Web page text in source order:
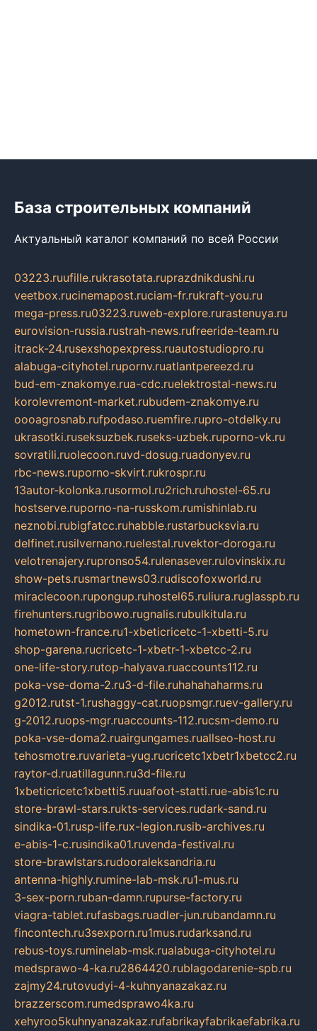
База строительных компаний
Актуальный каталог компаний по всей России
03223.ruufille.rukrasotata.ruprazdnikdushi.ru
veetbox.rucinemapost.ruciam-fr.rukraft-you.ru
mega-press.ru03223.ruweb-explore.rurastenuya.ru
eurovision-russia.rustrah-news.rufreeride-team.ru
itrack-24.rusexshopexpress.ruautostudiopro.ru
alabuga-cityhotel.rupornv.ruatlantpereezd.ru
bud-em-znakomye.rua-cdc.ruelektrostal-news.ru
korolevremont-market.rubudem-znakomye.ru
oooagrosnab.rufpodaso.ruemfire.rupro-otdelky.ru
ukrasotki.ruseksuzbek.ruseks-uzbek.ruporno-vk.ru
sovratili.ruolecoon.ruvd-dosug.ruadonyev.ru
rbc-news.ruporno-skvirt.rukrospr.ru
13autor-kolonka.rusormol.ru2rich.ruhostel-65.ru
hostserve.ruporno-na-russkom.rumishinlab.ru
neznobi.rubigfatcc.ruhabble.rustarbucksvia.ru
delfinet.rusilvernano.ruelestal.ruvektor-doroga.ru
velotrenajery.rupronso54.rulenasever.rulovinskix.ru
show-pets.rusmartnews03.rudiscofoxworld.ru
miraclecoon.rupongup.ruhostel65.ruliura.ruglasspb.ru
firehunters.rugribowo.rugnalis.rubulkitula.ru
hometown-france.ru1-xbeticricetc-1-xbetti-5.ru
shop-garena.rucricetc-1-xbetr-1-xbetcc-2.ru
one-life-story.rutop-halyava.ruaccounts112.ru
poka-vse-doma-2.ru3-d-file.ruhahahaharms.ru
g2012.rutst-1.rushaggy-cat.ruopsmgr.ruev-gallery.ru
g-2012.ruops-mgr.ruaccounts-112.rucsm-demo.ru
poka-vse-doma2.ruairgungames.ruallseo-host.ru
tehosmotre.ruvarieta-yug.rucricetc1xbetr1xbetcc2.ru
raytor-d.ruatillagunn.ru3d-file.ru
1xbeticricetc1xbetti5.ruuafoot-statti.rue-abis1c.ru
store-brawl-stars.rukts-services.rudark-sand.ru
sindika-01.rusp-life.rux-legion.rusib-archives.ru
e-abis-1-c.rusindika01.ruvenda-festival.ru
store-brawlstars.rudooraleksandria.ru
antenna-highly.rumine-lab-msk.ru1-mus.ru
3-sex-porn.ruban-damn.rupurse-factory.ru
viagra-tablet.rufasbags.ruadler-jun.rubandamn.ru
fincontech.ru3sexporn.ru1mus.rudarksand.ru
rebus-toys.ruminelab-msk.rualabuga-cityhotel.ru
medsprawo-4-ka.ru2864420.rublagodarenie-spb.ru
zajmy24.rutovudyi-4-kuhnyanazakaz.ru
brazzerscom.rumedsprawo4ka.ru
xehyroo5kuhnyanazakaz.rufabrikayfabrikaefabrika.ru